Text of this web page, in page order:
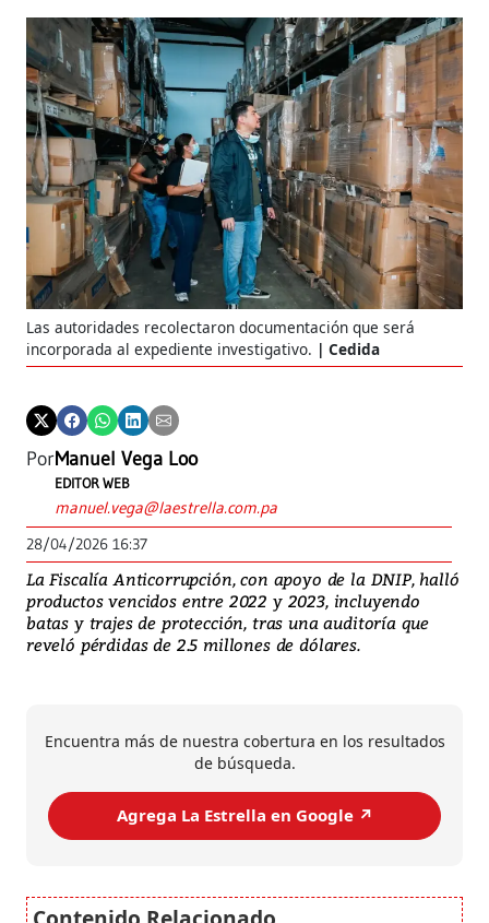
Las autoridades recolectaron documentación que será
incorporada al expediente investigativo.
Cedida
PorManuel Vega Loo
EDITOR WEB
manuel.vega@laestrella.com.pa
28/04/2026 16:37
La Fiscalía Anticorrupción, con apoyo de la DNIP, halló
productos vencidos entre 2022 y 2023, incluyendo
batas y trajes de protección, tras una auditoría que
reveló pérdidas de 2.5 millones de dólares.
Encuentra más de nuestra cobertura en los resultados
de búsqueda.
Agrega La Estrella en Google ↗️